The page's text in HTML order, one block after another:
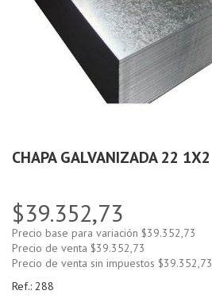
CHAPA GALVANIZADA 22 1X2
$39.352,73
Precio base para variación $39.352,73
Precio de venta $39.352,73
Precio de venta sin impuestos $39.352,73
Ref.: 288